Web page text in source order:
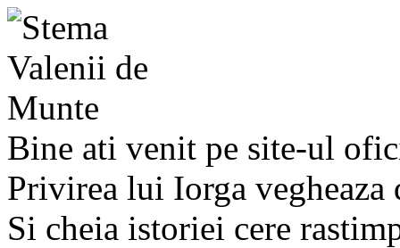
Bine ati venit pe site-ul
Privirea lui Iorga
Si cheia istoriei cere